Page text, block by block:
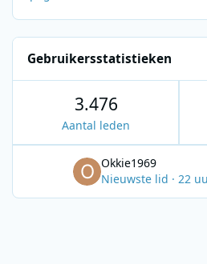
Gebruikersstatistieken
3.476
Aantal leden
Okkie1969
Nieuwste lid · 22